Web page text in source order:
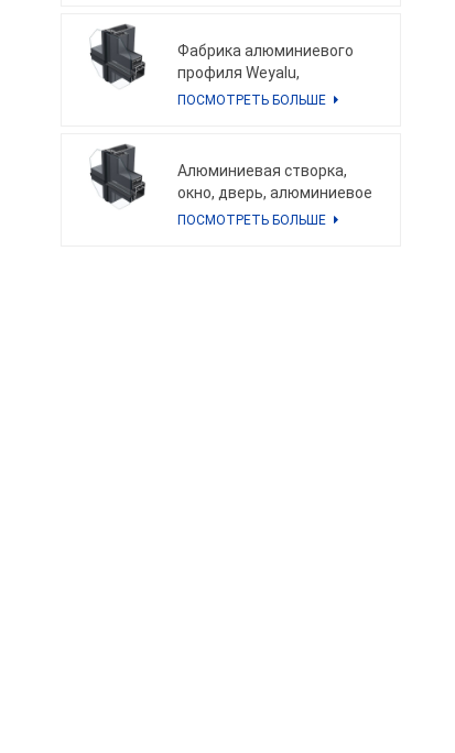
оконная дверь и
алюминиевая ненесущая
стена
Фабрика алюминиевого
профиля Weyalu,
алюминиевая навесная
индивидуальному заказу,
энергосберегающая
система, порошковое
покрытие, анодирование
ПОСМОТРЕТЬ БОЛЬШЕ
Алюминиевая створка,
окно, дверь, алюминиевое
раздвижное окно, дверь,
ПОСМОТРЕТЬ БОЛЬШЕ